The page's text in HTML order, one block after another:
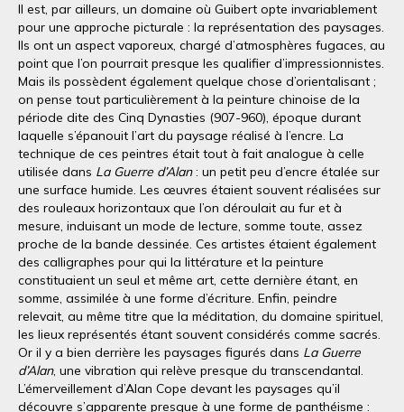
Il est, par ailleurs, un domaine où Guibert opte invariablement
pour une approche picturale : la représentation des paysages.
Ils ont un aspect vaporeux, chargé d’atmosphères fugaces, au
point que l’on pourrait presque les qualifier d’impressionnistes.
Mais ils possèdent également quelque chose d’orientalisant ;
on pense tout particulièrement à la peinture chinoise de la
période dite des Cinq Dynasties (907-960), époque durant
laquelle s’épanouit l’art du paysage réalisé à l’encre. La
technique de ces peintres était tout à fait analogue à celle
utilisée dans La Guerre d’Alan: un petit peu d’encre étalée sur
une surface humide. Les œuvres étaient souvent réalisées sur
des rouleaux horizontaux que l’on déroulait au fur et à
mesure, induisant un mode de lecture, somme toute, assez
proche de la bande dessinée. Ces artistes étaient également
des calligraphes pour qui la littérature et la peinture
constituaient un seul et même art, cette dernière étant, en
somme, assimilée à une forme d’écriture. Enfin, peindre
relevait, au même titre que la méditation, du domaine spirituel,
les lieux représentés étant souvent considérés comme sacrés.
Or il y a bien derrière les paysages figurés dans La Guerre
d’Alan, une vibration qui relève presque du transcendantal.
L’émerveillement d’Alan Cope devant les paysages qu’il
découvre s’apparente presque à une forme de panthéisme :